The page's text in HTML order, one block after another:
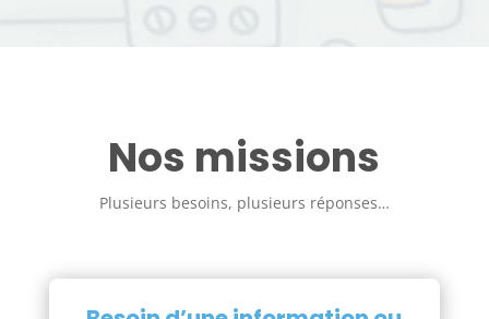
Nos missions
Plusieurs besoins, plusieurs réponses…